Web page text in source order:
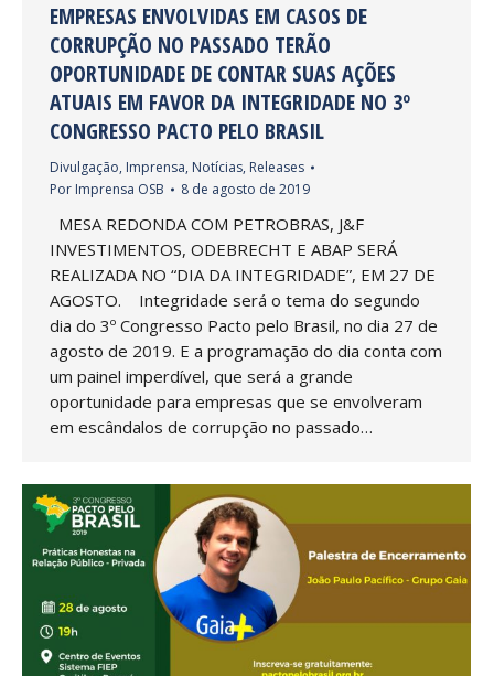
EMPRESAS ENVOLVIDAS EM CASOS DE
CORRUPÇÃO NO PASSADO TERÃO
OPORTUNIDADE DE CONTAR SUAS AÇÕES
ATUAIS EM FAVOR DA INTEGRIDADE NO 3º
CONGRESSO PACTO PELO BRASIL
Divulgação, Imprensa, Notícias, Releases
Por Imprensa OSB 8 de agosto de 2019
MESA REDONDA COM PETROBRAS, J&F
INVESTIMENTOS, ODEBRECHT E ABAP SERÁ
REALIZADA NO “DIA DA INTEGRIDADE”, EM 27 DE
AGOSTO. Integridade será o tema do segundo
dia do 3º Congresso Pacto pelo Brasil, no dia 27 de
agosto de 2019. E a programação do dia conta com
um painel imperdível, que será a grande
oportunidade para empresas que se envolveram
em escândalos de corrupção no passado…